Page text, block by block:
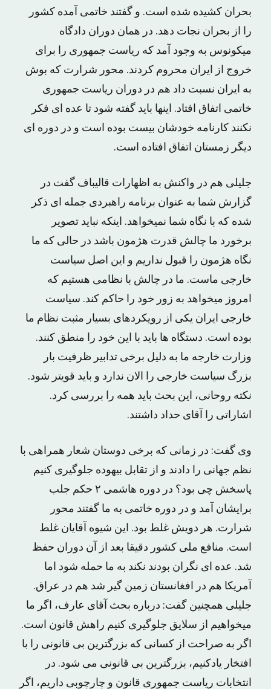
بحران کشیده شده است. و گفتند خاتمی آمده کشور
را از بحران نجات دهد. در همان دوران دادگاه
میکونوس به وجود آمد که ریاست جمهوری را برای
خروج از ایران محروم کردند. محور شرارت که بوش
به ایران نسبت داد هم در دوران ریاست جمهوری
خاتمی اتفاق افتاد. اینها باید گفته شود تا عده ای فکر
نکنند کارنامه خودشان بیست بوده است و در دوره ای
دیگر زمستان اتفاق افتاده است.
جلیلی هم در واکنش به اظهارات قالیباف گفت در
گزارش شما به عنوان برنامه راهبردی جمله ای ذکر
شده که با نگاه شما نمیخواهد. اینکه نباید تصویر
برخورد ما چالش قدرت هژمون باشد در حالی که ما
نگاه هژمون را قبول نداریم و این اصل سیاست
خارجی ماست. ما در چالش با نظامی هستیم که
امروز میخواهد به زور خود را حاکم کند. سیاست
خارجی ایران یکی از رویکردهای بسیار مثبت نظام ما
بوده است. دستگاه ها باید با این خود را منطق کنند.
وزارت خارجه ما به دلیل برخی تدابیر ظرفیت بار
بزرگ سیاست خارجی را الان ندارد و باید قویتر شود.
نکته روحانی، این بحث باید همه را بررسی کرد.
اشاراتی را آقای حداد داشتند.
وی گفت: در زمانی که برخی دوستان شعار همراهی با
نظم جهانی را دادند و از تقابل بیهوده جلوگیری کنیم
پاسخش چی بود؟ در دوره هاشمی ۲ حکم جلب
برایشان آمد و در دوره خاتمی به ما گفتند محور
شرارت. هر دویش غلط بود. این شیوه آقایان غلط
است. منافع ملی کشور دقیقا بعد از آن دوران حفظ
شد. عده ای نگران بودند نکند به ما حمله شود اما
آمریکا هم در افغانستان زمین گیر شد هم در عراق.
جلیلی همچنین گفت: درباره بحث آقای عارف، اگر ما
میخواهیم از سلایق جلوگیری کنیم راهش قانون است.
اگر به صراحت از کسانی که بزرگترین بی قانونی را با
افتخار یادکنیم، بزرگترین بی قانونی می شود. در
انتخابات ریاست جمهوری قانون و چارچوبی داریم، اگر